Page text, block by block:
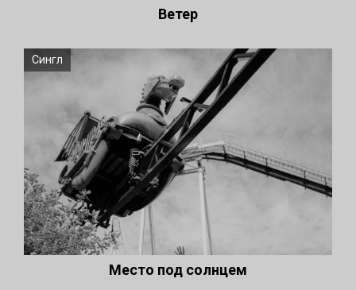
Ветер
Сингл
Место под солнцем